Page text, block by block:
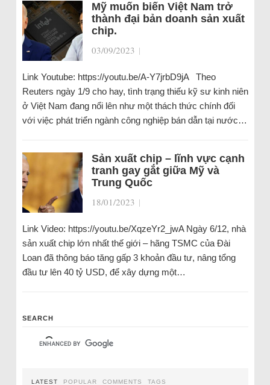
Mỹ muốn biến Việt Nam trở
thành đại bản doanh sản xuất
chip.
03/09/2023 |
Link Youtube: https://youtu.be/A-Y7jrbD9jA Theo
Reuters ngày 1/9 cho hay, tình trạng thiếu kỹ sư kinh niên
ở Việt Nam đang nổi lên như một thách thức chính đối
với việc phát triển ngành công nghiệp bán dẫn tại nước…
Sản xuất chip – lĩnh vực cạnh
tranh gay gắt giữa Mỹ và
Trung Quốc
18/01/2023 |
Link Video: https://youtu.be/XqzeYr2_jwA Ngày 6/12, nhà
sản xuất chip lớn nhất thế giới – hãng TSMC của Đài
Loan đã thông báo tăng gấp 3 khoản đầu tư, nâng tổng
đầu tư lên 40 tỷ USD, để xây dựng một…
SEARCH
LATEST POPULAR COMMENTS TAGS